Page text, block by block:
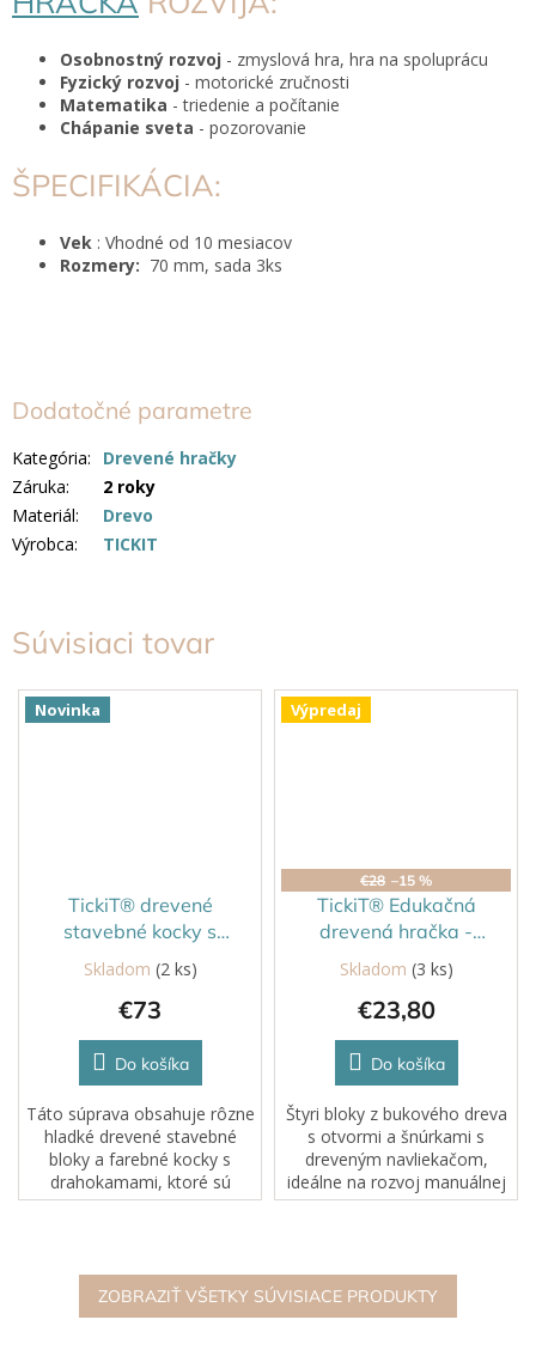
Súvisiaci tovar
Novinka
TickiT® drevené
stavebné kocky s
krištáľovými
drahokamami
Priemerné
5
hviezdičiek.
Skladom (2 ks)
€73
Do košíka
Táto súprava obsahuje rôzne
hladké drevené stavebné
bloky a farebné kocky s
drahokamami, ktoré sú
zabalené v pevnom
preglejkovom podstavci na
jednoduché...
Výpredaj
€28 –15 %
TickiT® Edukačná
drevená hračka -
navliekanie tvarov
Skladom (3 ks)
€23,80
Do košíka
Štyri bloky z bukového dreva
s otvormi a šnúrkami s
dreveným navliekačom,
ideálne na rozvoj manuálnej
zručnosti a koordinácie ruka-
osemhranný...
ZOBRAZIŤ VŠETKY SÚVISIACE PRODUKTY
Osobnostný rozvoj - zmyslová hra, hra na spoluprácu
Fyzický rozvoj - motorické zručnosti
Matematika - triedenie a počítanie
Chápanie sveta - pozorovanie
ŠPECIFIKÁCIA:
Vek : Vhodné od 10 mesiacov
Rozmery: 70 mm, sada 3ks
Dodatočné parametre
Kategória:
Drevené hračky
Záruka:
2 roky
Materiál:
Drevo
Výrobca: TICKIT